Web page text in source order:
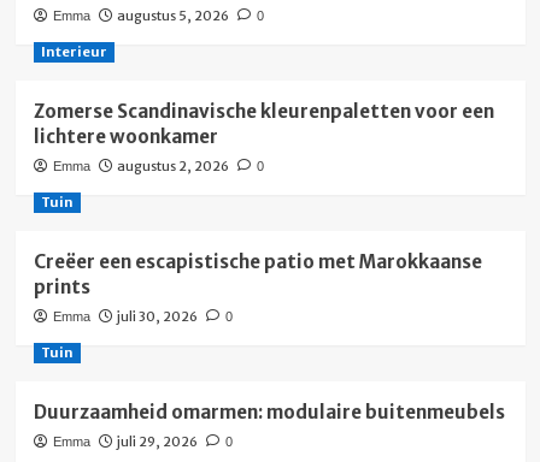
Emma augustus 5, 2026 0
Interieur
Zomerse Scandinavische kleurenpaletten voor een
lichtere woonkamer
Emma augustus 2, 2026 0
Tuin
Creëer een escapistische patio met Marokkaanse
prints
Emma juli 30, 2026 0
Tuin
Duurzaamheid omarmen: modulaire buitenmeubels
Emma juli 29, 2026 0